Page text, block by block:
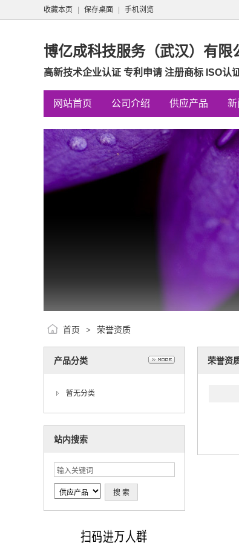
收藏本页 保存桌面 手机浏览
博亿成科技服务（武汉）有限
高新技术企业认证 专利申请 注册商标 ISO认
网站首页 公司介绍 供应产品 新
首页 > 荣誉资质
产品分类
暂无分类
站内搜索
荣誉资